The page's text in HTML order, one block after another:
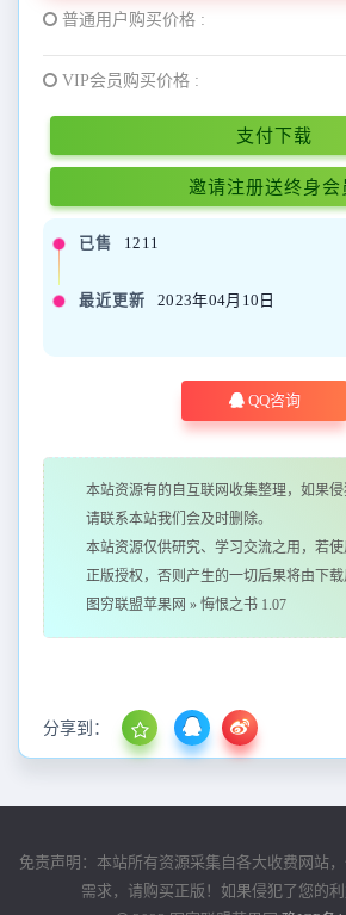
普通用户购买价格 :
VIP会员购买价格 :
支付下载
邀请注册送终身会
已售 1211
最近更新 2023年04月10日
QQ咨询
本站资源有的自互联网收集整理，如果侵
请联系本站我们会及时删除。
本站资源仅供研究、学习交流之用，若
正版授权，否则产生的一切后果将由下载
图穷联盟苹果网 » 悔恨之书 1.07
分享到：
免责声明：本站所有资源采集自各大收费网站
需求，请购买正版！如果侵犯了您的利